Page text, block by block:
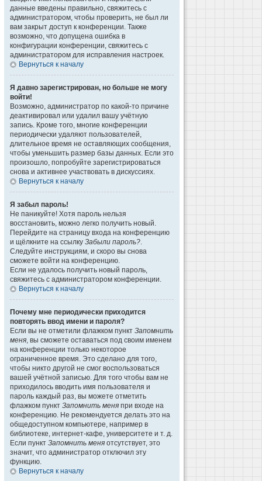
данные введены правильно, свяжитесь с
администратором, чтобы проверить, не был ли
вам закрыт доступ к конференции. Также
возможно, что допущена ошибка в
конфигурации конференции, свяжитесь с
администратором для исправления настроек.
Вернуться к началу
Я давно зарегистрирован, но больше не могу
войти!
Возможно, администратор по какой-то причине
деактивировал или удалил вашу учётную
запись. Кроме того, многие конференции
периодически удаляют пользователей,
длительное время не оставляющих сообщения,
чтобы уменьшить размер базы данных. Если это
произошло, попробуйте зарегистрироваться
снова и активнее участвовать в дискуссиях.
Вернуться к началу
Я забыл пароль!
Не паникуйте! Хотя пароль нельзя
восстановить, можно легко получить новый.
Перейдите на страницу входа на конференцию
и щёлкните на ссылку Забыли пароль?.
Следуйте инструкциям, и скоро вы снова
сможете войти на конференцию.
Если не удалось получить новый пароль,
свяжитесь с администратором конференции.
Вернуться к началу
Почему мне периодически приходится
повторять ввод имени и пароля?
Если вы не отметили флажком пункт Запомнить
меня, вы сможете оставаться под своим именем
на конференции только некоторое
ограниченное время. Это сделано для того,
чтобы никто другой не смог воспользоваться
вашей учётной записью. Для того чтобы вам не
приходилось вводить имя пользователя и
пароль каждый раз, вы можете отметить
флажком пункт Запомнить меня при входе на
конференцию. Не рекомендуется делать это на
общедоступном компьютере, например в
библиотеке, интернет-кафе, университете и т. д.
Если пункт Запомнить меня отсутствует, это
значит, что администратор отключил эту
функцию.
Вернуться к началу